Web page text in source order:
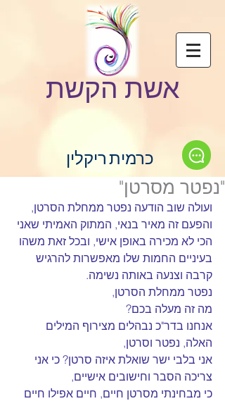
אשת הקשת
כרמית ריקלין
"נפטר מסרטן"
ועולה שוב הודעה נפטר ממחלת הסרטן,
והפעם זה מאיר בנאי, המתוק האמיתי שאני
הכי לא מכירה באופן אישי, ובכל זאת משהו
בעיניים החמות שלו מאפשרות להרגיש
קרבה וצנעה באותה נשימה.
נפטר ממחלת הסרטן,
מה זה מעלה בכם?
אנחנו בדר"כ נבהלים מצירוף המילים
האלה, נפטר וסרטן,
אני בלבי ישר שואלת איזה סרטן? כי אני
צריכה הסבר וחישובים אישיים,
כי מבחינתי מסרטן חיים, חיים אפילו חיים